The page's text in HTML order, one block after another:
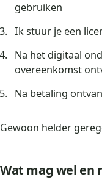
gebruiken
Ik stuur je een
Na het digitaal
overeenkomst
Na betaling
Gewoon helder
Wat mag wel en